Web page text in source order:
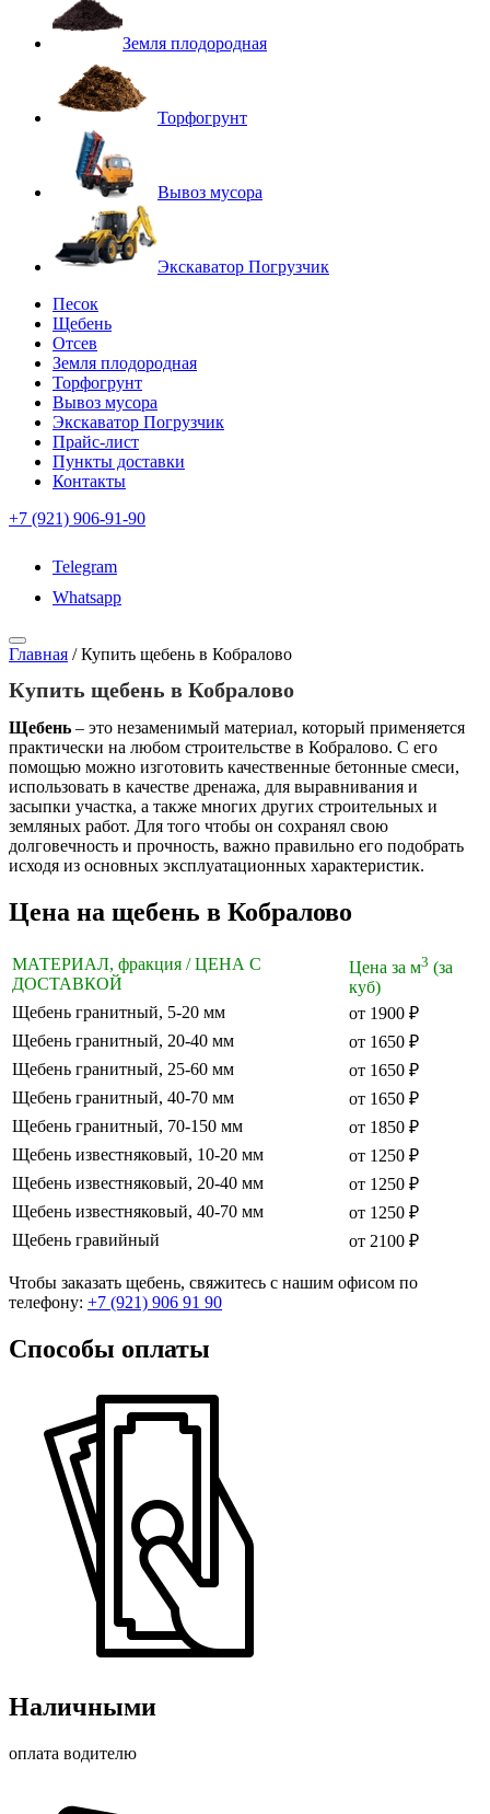
Земля плодородная
Торфогрунт
Вывоз мусора
Экскаватор Погрузчик
Песок
Щебень
Отсев
Земля плодородная
Торфогрунт
Вывоз мусора
Экскаватор Погрузчик
Прайс-лист
Пункты доставки
Контакты
+7 (921) 906-91-90
Telegram
Whatsapp
Главная /Купить щебень в Кобралово
Купить щебень в Кобралово
Щебень – это незаменимый материал, который применяется
практически на любом строительстве в Кобралово. С его
помощью можно изготовить качественные бетонные смеси,
использовать в качестве дренажа, для выравнивания и
засыпки участка, а также многих других строительных и
земляных работ. Для того чтобы он сохранял свою
долговечность и прочность, важно правильно его подобрать
исходя из основных эксплуатационных характеристик.
Цена на щебень в Кобралово
МАТЕРИАЛ, фракция / ЦЕНА С
ДОСТАВКОЙ
Цена за м3 (за
куб)
Щебень гранитный, 5-20 мм
от 1900 ₽
Щебень гранитный, 20-40 мм
от 1650 ₽
Щебень гранитный, 25-60 мм
от 1650 ₽
Щебень гранитный, 40-70 мм
от 1650 ₽
Щебень гранитный, 70-150 мм
от 1850 ₽
Щебень известняковый, 10-20 мм
от 1250 ₽
Щебень известняковый, 20-40 мм
от 1250 ₽
Щебень известняковый, 40-70 мм
от 1250 ₽
Щебень гравийный
от 2100 ₽
Чтобы заказать щебень, свяжитесь с нашим офисом по
телефону: +7 (921) 906 91 90
Способы оплаты
Наличными
оплата водителю